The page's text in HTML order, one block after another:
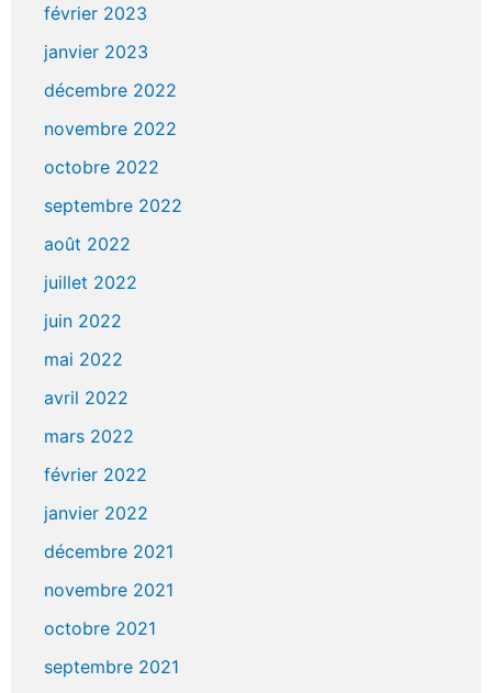
février 2023
janvier 2023
décembre 2022
novembre 2022
octobre 2022
septembre 2022
août 2022
juillet 2022
juin 2022
mai 2022
avril 2022
mars 2022
février 2022
janvier 2022
décembre 2021
novembre 2021
octobre 2021
septembre 2021